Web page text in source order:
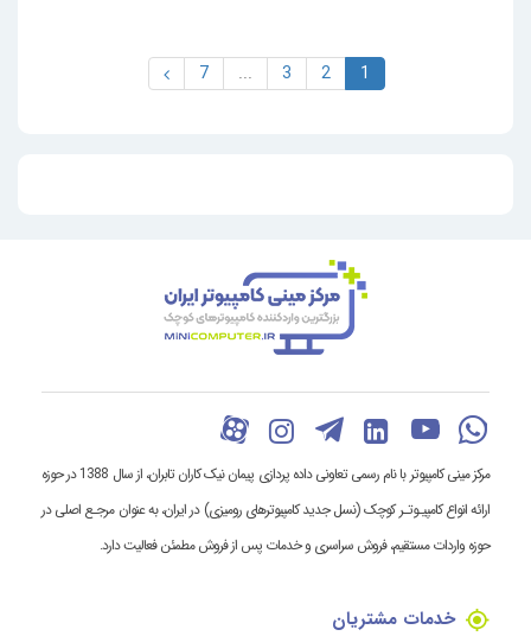
1
2
3
...
7
مرکز مینی کامپیوتر با نام رسمی تعاونی داده پردازی پیمان نیک کاران تابران، از سال 1388 در حوزه
ارائه انواع کامپیـوتـر کوچک (نسل جدید کامپیوترهای رومیزی) در ایران، به عنوان مرجـع اصلی در
حوزه واردات مستقیم، فروش سراسری و خدمات پس از فروش مطمئن فعالیت دارد.
خدمات مشتریان